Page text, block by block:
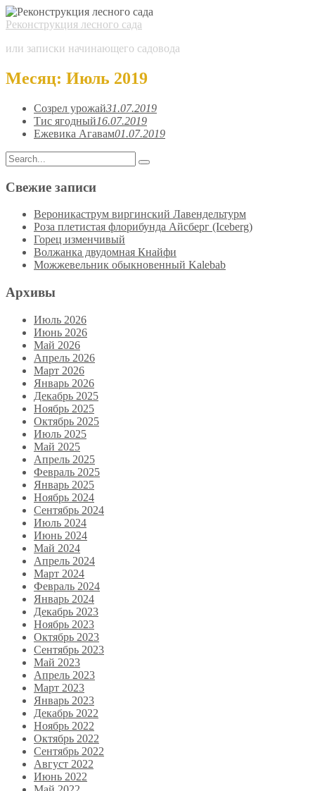
Реконструкция лесного сада
или записки начинающего садовода
Месяц: Июль 2019
Созрел урожай31.07.2019
Тис ягодный16.07.2019
Ежевика Агавам01.07.2019
Search
for:
Search
Свежие записи
Вероникаструм виргинский Лавендельтурм
Роза плетистая флорибунда Айсберг (Iceberg)
Горец изменчивый
Волжанка двудомная Кнайфи
Можжевельник обыкновенный Kalebab
Архивы
Июль 2026
Июнь 2026
Май 2026
Апрель 2026
Март 2026
Январь 2026
Декабрь 2025
Ноябрь 2025
Октябрь 2025
Июль 2025
Май 2025
Апрель 2025
Февраль 2025
Январь 2025
Ноябрь 2024
Сентябрь 2024
Июль 2024
Июнь 2024
Май 2024
Апрель 2024
Март 2024
Февраль 2024
Январь 2024
Декабрь 2023
Ноябрь 2023
Октябрь 2023
Сентябрь 2023
Май 2023
Апрель 2023
Март 2023
Январь 2023
Декабрь 2022
Ноябрь 2022
Октябрь 2022
Сентябрь 2022
Август 2022
Июнь 2022